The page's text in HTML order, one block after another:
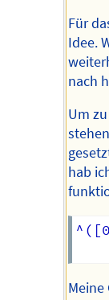
Für
Idee.
nach
Um
hab